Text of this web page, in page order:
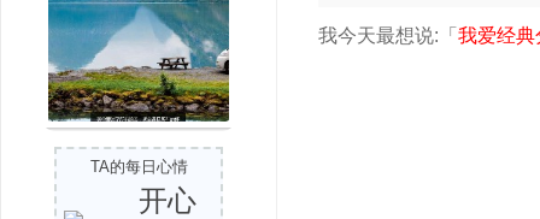
TA的每日心情
开心
我今天最想说:「 我爱经典